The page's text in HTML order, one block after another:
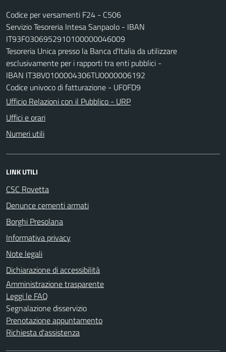
Codice per versamenti F24 - C506
Servizio Tesoreria Intesa Sanpaolo - IBAN
IT93F0306952910100000046009
Tesoreria Unica presso la Banca d'Italia da utilizzare
esclusivamente per i rapporti tra enti pubblici -
IBAN IT38V0100004306TU0000006192
Codice univoco di fatturazione - UF0FD9
Ufficio Relazioni con il Pubblico - URP
Uffici e orari
Numeri utili
LINK UTILI
CSC Rovetta
Denunce cementi armati
Borghi Presolana
Informativa privacy
Note legali
Dichiarazione di accessibilità
Amministrazione trasparente
Leggi le FAQ
Segnalazione disservizio
Prenotazione appuntamento
Richiesta d'assistenza